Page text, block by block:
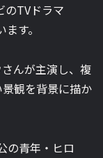
のTVドラマ
す。
んが主演し、複
観を背景に描か
の青年・ヒロ